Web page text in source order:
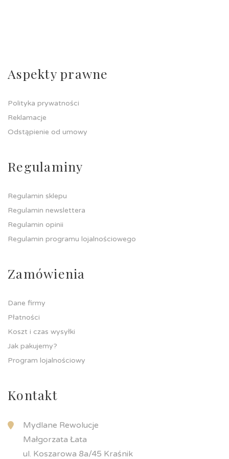
Aspekty prawne
Polityka prywatności
Reklamacje
Odstąpienie od umowy
Regulaminy
Regulamin sklepu
Regulamin newslettera
Regulamin opinii
Regulamin programu lojalnościowego
Zamówienia
Dane firmy
Płatności
Koszt i czas wysyłki
Jak pakujemy?
Program lojalnościowy
Kontakt
Mydlane Rewolucje
Małgorzata Łata
ul. Koszarowa 8a/45 Kraśnik